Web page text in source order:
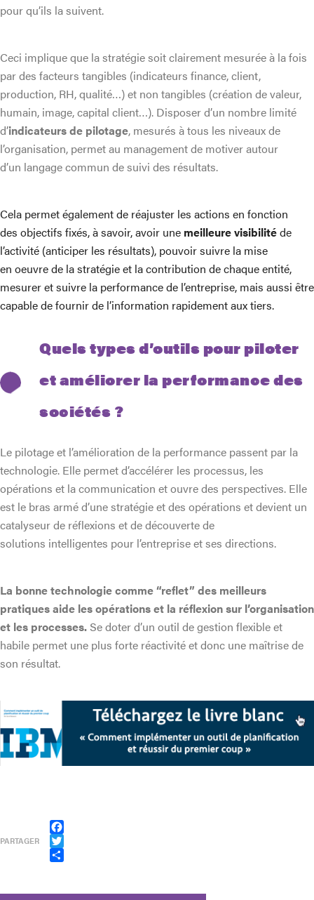
pour qu’ils la suivent.
Ceci implique que la stratégie soit clairement mesurée à la fois
par des facteurs tangibles (indicateurs finance, client,
production, RH, qualité…) et non tangibles (création de valeur,
humain, image, capital client…). Disposer d’un nombre limité
d’indicateurs de pilotage, mesurés à tous les niveaux de
l’organisation, permet au management de motiver autour
d’un langage commun de suivi des résultats.
Cela permet également de réajuster les actions en fonction
des objectifs fixés, à savoir, avoir une meilleure visibilitéde
l’activité (anticiper les résultats), pouvoir suivre la mise
en oeuvre de la stratégie et la contribution de chaque entité,
mesurer et suivre la performance de l’entreprise, mais aussi être
capable de fournir de l’information rapidement aux tiers.
Quels types d’outils pour piloter
et améliorer la performance des
sociétés ?
Le pilotage et l’amélioration de la performance passent par la
technologie. Elle permet d’accélérer les processus, les
opérations et la communication et ouvre des perspectives. Elle
est le bras armé d’une stratégie et des opérations et devient un
catalyseur de réflexions et de découverte de
solutions intelligentes pour l’entreprise et ses directions.
La bonne technologie comme “reflet” des meilleurs
pratiques aide les opérations et la réflexion sur l’organisation
et les processes.Se doter d’un outil de gestion flexible et
habile permet une plus forte réactivité et donc une maîtrise de
son résultat.
PARTAGER
Facebook
Twitter
Partager